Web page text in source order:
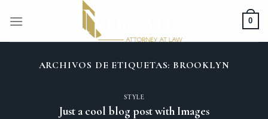
0
ARCHIVOS DE ETIQUETAS: BROOKLYN
STYLE
Just a cool blog post with Images